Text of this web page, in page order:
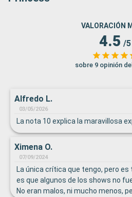
VALORACIÓN
4.5 /5
sobre 9 opinión
Alfredo L.
03/05/2026
La nota 10 explica la maravillosa
Ximena O.
07/09/2024
La única crítica que tengo, pero
es que algunos de los shows no
No eran malos, ni mucho menos,